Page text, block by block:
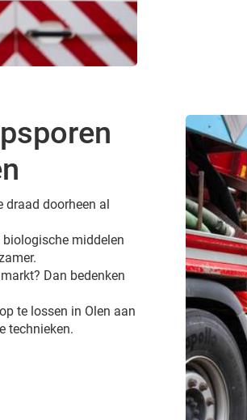
doorheen al
middelen
Dan bedenken
te lossen in Olen aan
technieken.